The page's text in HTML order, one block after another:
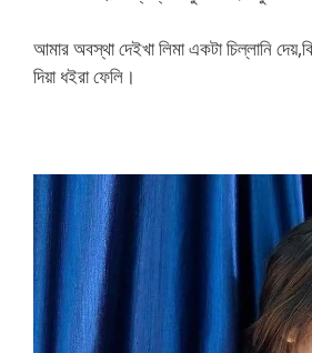
আমার অবস্থা দেইখা লিমা একটা চিল্লানি
দিয়া ধইরা ফেলি।